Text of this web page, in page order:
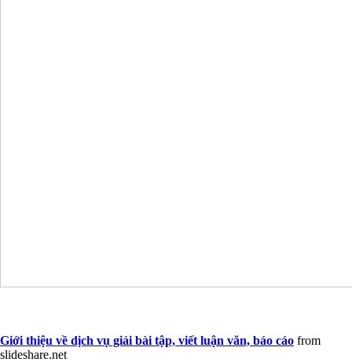
Giới thiệu về dịch vụ giải bài tập, viết luận văn, báo cáo from
slideshare.net